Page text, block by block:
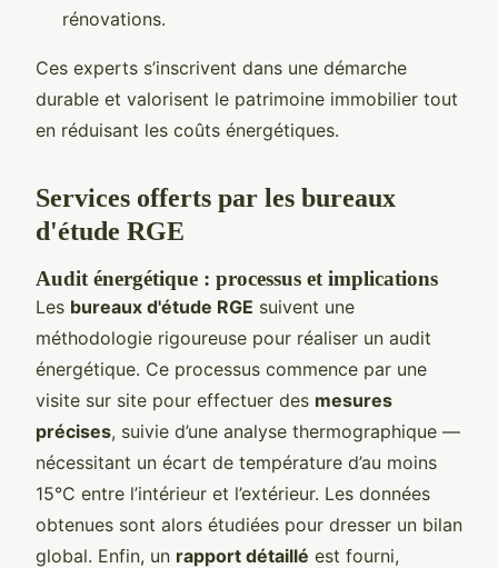
rénovations.
Ces experts s’inscrivent dans une démarche
durable et valorisent le patrimoine immobilier tout
en réduisant les coûts énergétiques.
Services offerts par les bureaux
d'étude RGE
Audit énergétique : processus et implications
Les bureaux d'étude RGE suivent une
méthodologie rigoureuse pour réaliser un audit
énergétique. Ce processus commence par une
visite sur site pour effectuer des mesures
précises, suivie d’une analyse thermographique —
nécessitant un écart de température d’au moins
15°C entre l’intérieur et l’extérieur. Les données
obtenues sont alors étudiées pour dresser un bilan
global. Enfin, un rapport détaillé est fourni,